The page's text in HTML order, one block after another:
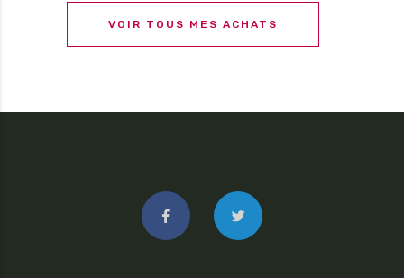
VOIR TOUS MES ACHATS